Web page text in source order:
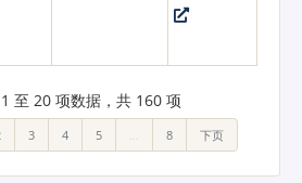
至 20 项数据，共 160 项
3 4 5 … 8 下页